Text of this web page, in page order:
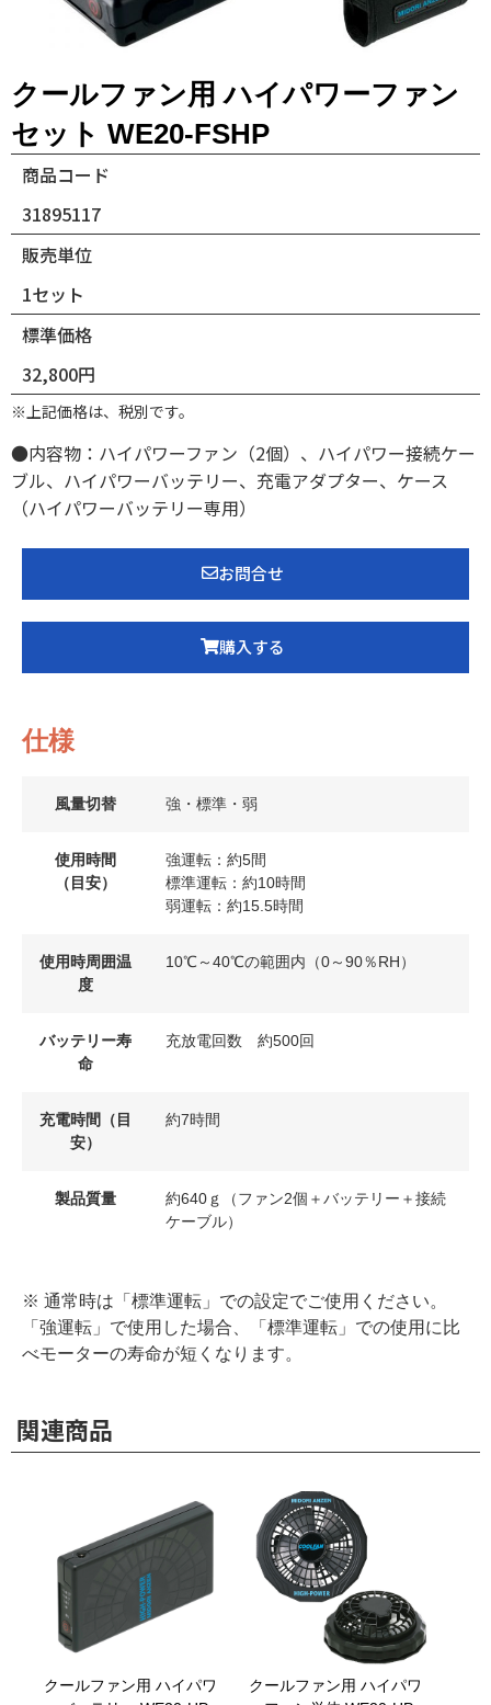
クールファン用 ハイパワーファン
セット WE20-FSHP
商品コード
31895117
販売単位
1セット
標準価格
32,800円
※上記価格は、税別です。
●内容物：ハイパワーファン（2個）、ハイパワー接続ケー
ブル、ハイパワーバッテリー、充電アダプター、ケース
（ハイパワーバッテリー専用）
お問合せ
購入する
仕様
風量切替 強・標準・弱
使用時間
（目安）
強運転：約5間
標準運転：約10時間
弱運転：約15.5時間
使用時周囲温
度
10℃～40℃の範囲内（0～90％RH）
バッテリー寿
命
充放電回数 約500回
充電時間（目
安）
約7時間
製品質量
約640ｇ（ファン2個＋バッテリー＋接続
ケーブル）
※ 通常時は「標準運転」での設定でご使用ください。
「強運転」で使用した場合、「標準運転」での使用に比
べモーターの寿命が短くなります。
関連商品
クールファン用 ハイパワ
クールファン用 ハイパワ